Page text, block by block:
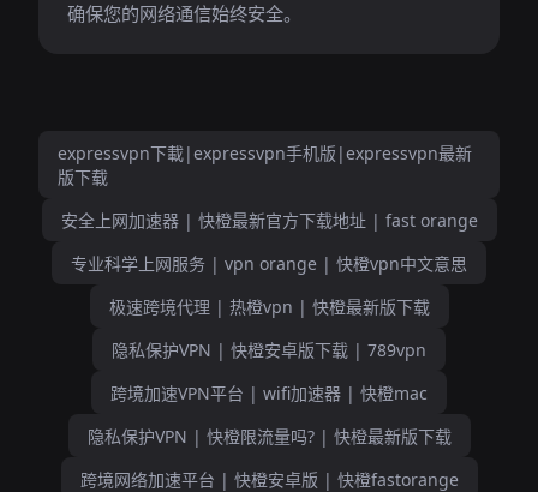
确保您的网络通信始终安全。
expressvpn下載|expressvpn手机版|expressvpn最新
版下载
安全上网加速器 | 快橙最新官方下载地址 | fast orange
专业科学上网服务 | vpn orange | 快橙vpn中文意思
极速跨境代理 | 热橙vpn | 快橙最新版下载
隐私保护VPN | 快橙安卓版下载 | 789vpn
跨境加速VPN平台 | wifi加速器 | 快橙mac
隐私保护VPN | 快橙限流量吗? | 快橙最新版下载
跨境网络加速平台 | 快橙安卓版 | 快橙fastorange